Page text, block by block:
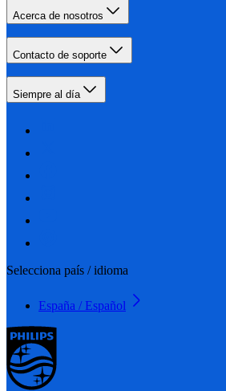
Acerca de nosotros
Contacto de soporte
Siempre al día
Selecciona país / idioma
España / Español